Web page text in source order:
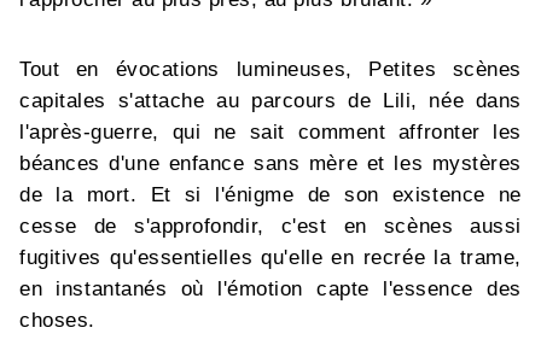
Tout en évocations lumineuses, Petites scènes
capitales s'attache au parcours de Lili, née dans
l'après-guerre, qui ne sait comment affronter les
béances d'une enfance sans mère et les mystères
de la mort. Et si l'énigme de son existence ne
cesse de s'approfondir, c'est en scènes aussi
fugitives qu'essentielles qu'elle en recrée la trame,
en instantanés où l'émotion capte l'essence des
choses.